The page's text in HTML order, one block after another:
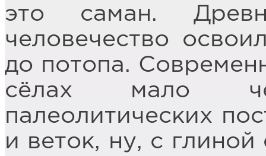
это саман.
человечество
до потопа.
сёлах мало
палеолитических
и веток, ну, с